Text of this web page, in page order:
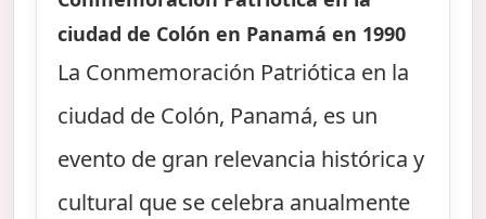
ciudad de Colón en Panamá en 1990
La Conmemoración Patriótica en la
ciudad de Colón, Panamá, es un
evento de gran relevancia histórica y
cultural que se celebra anualmente